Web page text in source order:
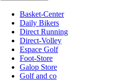
Basket-Center
Daily Bikers
Direct Running
Direct-Volley
Espace Golf
Foot-Store
Galop Store
Golf and co